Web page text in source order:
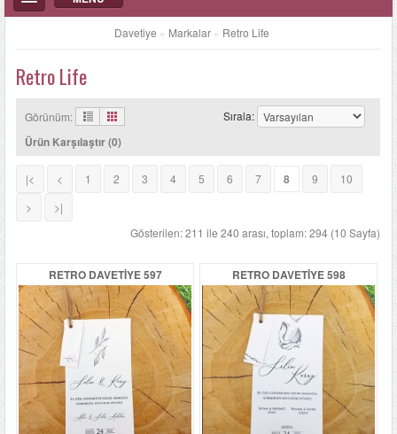
KATALOGLAR
LÜKS DAVETIYELER
SIKÇA SORULANLAR
DAVETIYE SÖZLERI
BLOG
İLETIŞIM
Davetiye » Markalar » Retro Life
Retro Life
Görünüm: Sırala:
Ürün Karşılaştır (0)
|< < 1 2 3 4 5 6 7 8 9
10
>
>|
Gösterilen: 211 ile 240 arası, toplam: 294 (10 Sayfa)
RETRO DAVETIYE 597 RETRO DAVETIYE 598